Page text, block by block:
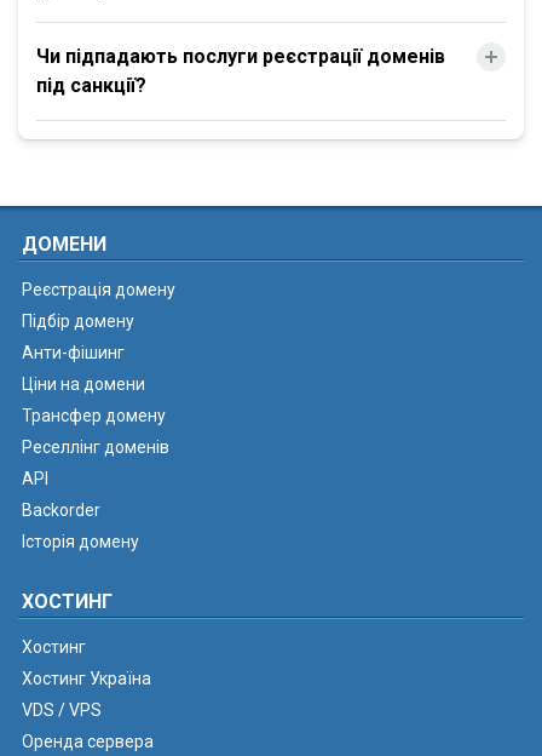
Чи підпадають послуги реєстрації доменів
під санкції?
ДОМЕНИ
Реєстрація домену
Підбір домену
Анти-фішинг
Ціни на домени
Трансфер домену
Реселлінг доменів
API
Backorder
Історія домену
ХОСТИНГ
Хостинг
Хостинг Україна
VDS / VPS
Оренда сервера